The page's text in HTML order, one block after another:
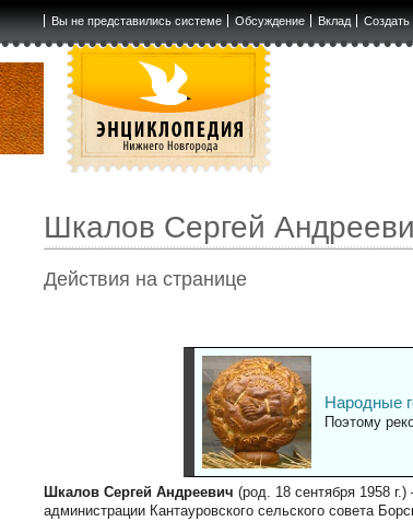
Вы не представились системе Обсуждение Вклад Создать
Шкалов Сергей
Действия на странице
Народные
Поэтому
Шкалов Сергей Андреевич (род. 18 сентября 1958
администрации Кантауровского сельского совета